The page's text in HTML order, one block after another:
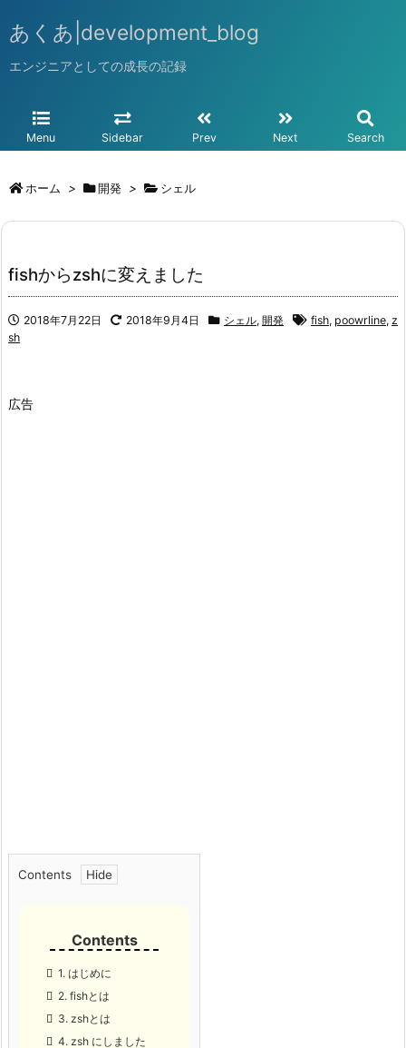
あくあ|development_blog
エンジニアとしての成長の記録
Menu Sidebar Prev Next Search
ホーム > 開発 > シェル
fishからzshに変えました
2018年7月22日 2018年9月4日 シェル, 開発 fish, poowrline, z
sh
広告
Contents
1. はじめに
2. fishとは
3. zshとは
4. zsh にしました